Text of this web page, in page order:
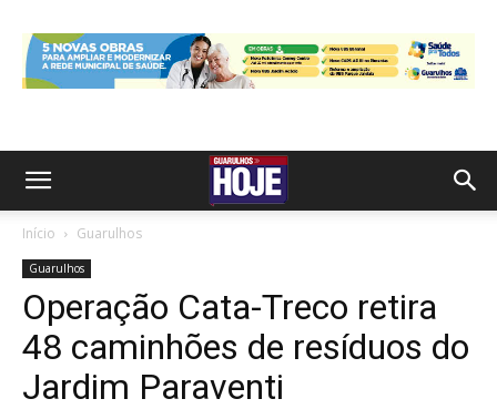
Início Guarulhos
Guarulhos
Operação Cata-Treco retira
48 caminhões de resíduos do
Jardim Paraventi